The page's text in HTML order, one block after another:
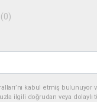
(0)
kabul etmiş
ilgili doğrudan veya